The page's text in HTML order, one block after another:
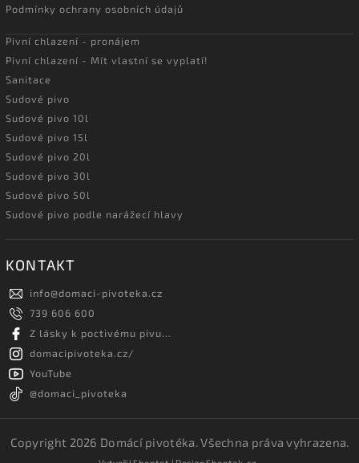
Podmínky ochrany osobních údajů
Pivní chlazení - pronájem
Pivní chlazení - Mít vlastní se vyplatí!
Sanitace
Sudové pivo
Sudové pivo 10l
Sudové pivo 15l
Sudové pivo 20l
Sudové pivo 30l
Sudové pivo 50l
Sudové pivo podle narážecí hlavy
KONTAKT
info@domaci-pivoteka.cz
739 606 600
Z lásky k poctivému pivu...
domacipivoteka.cz/
YouTube
@domaci_pivoteka
Copyright 2026 Domácí pivotéka. Všechna práva vyhrazena.